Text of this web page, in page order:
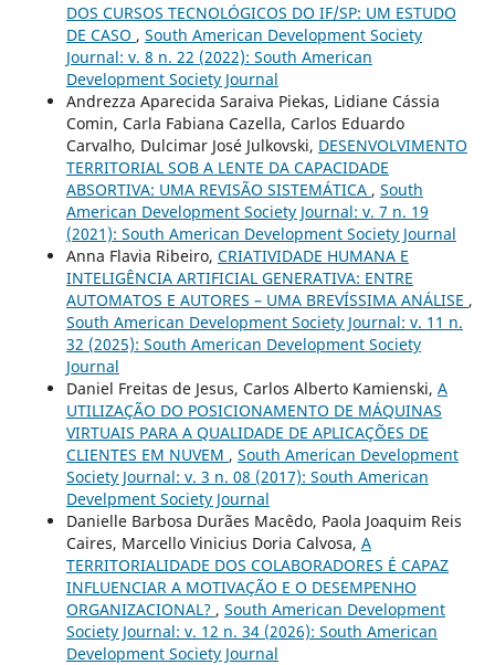
DOS CURSOS TECNOLÓGICOS DO IF/SP: UM ESTUDO
DE CASO , South American Development Society
Journal: v. 8 n. 22 (2022): South American
Development Society Journal
Andrezza Aparecida Saraiva Piekas, Lidiane Cássia
Comin, Carla Fabiana Cazella, Carlos Eduardo
Carvalho, Dulcimar José Julkovski, DESENVOLVIMENTO
TERRITORIAL SOB A LENTE DA CAPACIDADE
ABSORTIVA: UMA REVISÃO SISTEMÁTICA , South
American Development Society Journal: v. 7 n. 19
(2021): South American Development Society Journal
Anna Flavia Ribeiro, CRIATIVIDADE HUMANA E
INTELIGÊNCIA ARTIFICIAL GENERATIVA: ENTRE
AUTOMATOS E AUTORES – UMA BREVÍSSIMA ANÁLISE ,
South American Development Society Journal: v. 11 n.
32 (2025): South American Development Society
Journal
Daniel Freitas de Jesus, Carlos Alberto Kamienski, A
UTILIZAÇÃO DO POSICIONAMENTO DE MÁQUINAS
VIRTUAIS PARA A QUALIDADE DE APLICAÇÕES DE
CLIENTES EM NUVEM , South American Development
Society Journal: v. 3 n. 08 (2017): South American
Develpment Society Journal
Danielle Barbosa Durães Macêdo, Paola Joaquim Reis
Caires, Marcello Vinicius Doria Calvosa, A
TERRITORIALIDADE DOS COLABORADORES É CAPAZ
INFLUENCIAR A MOTIVAÇÃO E O DESEMPENHO
ORGANIZACIONAL? , South American Development
Society Journal: v. 12 n. 34 (2026): South American
Development Society Journal